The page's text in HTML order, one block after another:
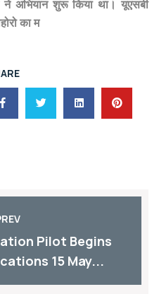
अभियान शुरू किया था। यूएसबी
का म
Pilot Begins
15 May...